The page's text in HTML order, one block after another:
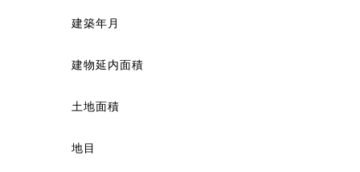
建築年月
建物延内面積
土地面積
地目